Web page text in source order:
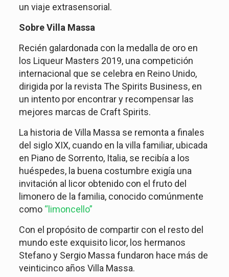
un viaje extrasensorial.
Sobre Villa Massa
Recién galardonada con la medalla de oro en
los Liqueur Masters 2019, una competición
internacional que se celebra en Reino Unido,
dirigida por la revista The Spirits Business, en
un intento por encontrar y recompensar las
mejores marcas de Craft Spirits.
La historia de Villa Massa se remonta a finales
del siglo XIX, cuando en la villa familiar, ubicada
en Piano de Sorrento, Italia, se recibía a los
huéspedes, la buena costumbre exigía una
invitación al licor obtenido con el fruto del
limonero de la familia, conocido comúnmente
como“limoncello”
Con el propósito de compartir con el resto del
mundo este exquisito licor, los hermanos
Stefano y Sergio Massa fundaron hace más de
veinticinco años Villa Massa.